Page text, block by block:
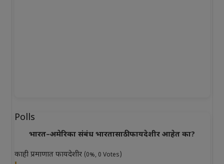
Polls
भारत–अमेरिका संबंध भारतासाठी फायदेशीर आहेत का?
काही प्रमाणात फायदेशीर (0%, 0 Votes)